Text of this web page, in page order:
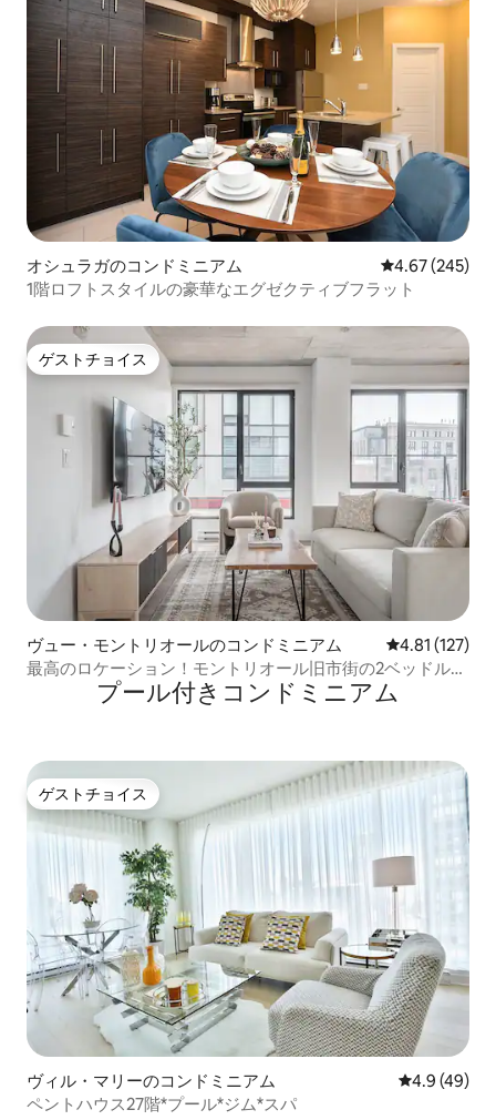
オシュラガのコンドミニアム レビュー245
4.67 (245)
1階ロフトスタイルの豪華なエグゼクティブフラット
ゲストチョイス
ゲストチョイス
ヴュー・モントリオールのコンドミニアム レビュー127
4.81 (127)
最高のロケーション！モントリオール旧市街の2ベッドルー
ムフラットプール付きコンドミニアム
ゲストチョイス
ゲストチョイス
ヴィル・マリーのコンドミニアム レビュー49
4.9 (49)
ペントハウス27階*プール*ジム*スパ